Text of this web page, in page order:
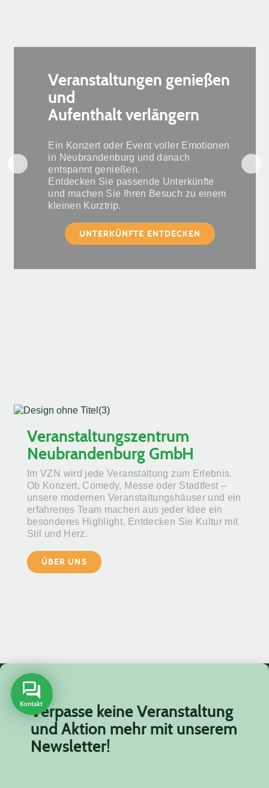
Veranstaltungen genießen
und
Aufenthalt verlängern
Ein Konzert oder Event voller Emotionen
in Neubrandenburg und danach
entspannt genießen.
Entdecken Sie passende Unterkünfte
und machen Sie Ihren Besuch zu einem
kleinen Kurztrip.
UNTERKÜNFTE ENTDECKEN
Veranstaltungszentrum
Neubrandenburg GmbH
Im VZN wird jede Veranstaltung zum Erlebnis.
Ob Konzert, Comedy, Messe oder Stadtfest –
unsere modernen Veranstaltungshäuser und ein
erfahrenes Team machen aus jeder Idee ein
besonderes Highlight. Entdecken Sie Kultur mit
Stil und Herz.
ÜBER UNS
Verpasse keine Veranstaltung
und Aktion mehr mit unserem
Newsletter!